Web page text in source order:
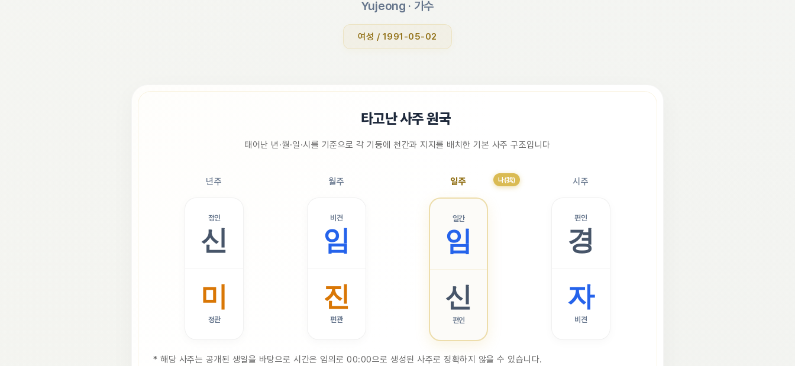
Yujeong · 가수
여성 / 1991-05-02
타고난 사주 원국
태어난 년·월·일·시를 기준으로 각 기둥에 천간과 지지를 배치한 기본 사주 구조입니다
시주
편인
경
자
비견
일주
일간
임
신
편인
나(我)
월주
비견
임
진
편관
년주
정인
신
미
정관
* 해당 사주는 공개된 생일을 바탕으로 시간은 임의로 00:00으로 생성된 사주로 정확하지 않을 수 있습니다.